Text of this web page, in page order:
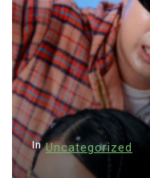
a
v
i
g
a
t
i
In Uncategorized